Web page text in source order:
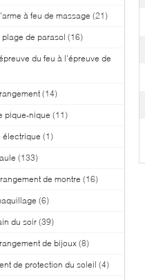
à feu de massage (21)
plage de parasol (16)
du feu à l'épreuve de
(14)
pique-nique (11)
électrique (1)
(133)
de montre (16)
(6)
du soir (39)
de bijoux(8)
de protection du soleil (4)